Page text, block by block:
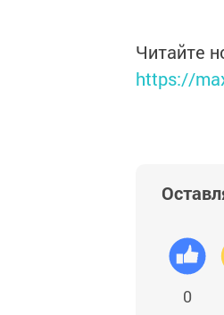
Читайте
https://
0